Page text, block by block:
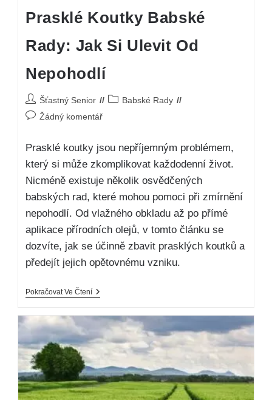
Prasklé Koutky Babské
Rady: Jak Si Ulevit Od
Nepohodlí
Šťastný Senior
Babské Rady
Žádný komentář
Prasklé koutky jsou nepříjemným problémem,
který si může zkomplikovat každodenní život.
Nicméně existuje několik osvědčených
babských rad, které mohou pomoci při zmírnění
nepohodlí. Od vlažného obkladu až po přímé
aplikace přírodních olejů, v tomto článku se
dozvíte, jak se účinně zbavit prasklých koutků a
předejít jejich opětovnému vzniku.
Pokračovat Ve Čtení